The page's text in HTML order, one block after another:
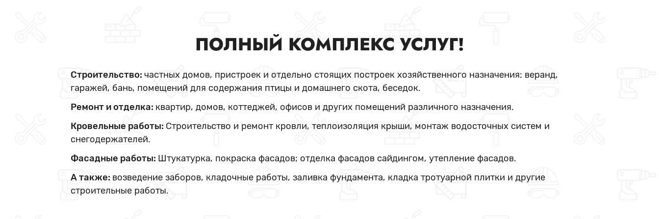
ПОЛНЫЙ КОМПЛЕКС УСЛУГ!
Строительство: частных домов, пристроек и отдельно стоящих построек хозяйственного назначения: веранд,
гаражей, бань, помещений для содержания птицы и домашнего скота, беседок.
Ремонт и отделка: квартир, домов, коттеджей, офисов и других помещений различного назначения.
Кровельные работы: Строительство и ремонт кровли, теплоизоляция крыши, монтаж водосточных систем и
снегодержателей.
Фасадные работы: Штукатурка, покраска фасадов; отделка фасадов сайдингом, утепление фасадов.
А также: возведение заборов, кладочные работы, заливка фундамента, кладка тротуарной плитки и другие
строительные работы.